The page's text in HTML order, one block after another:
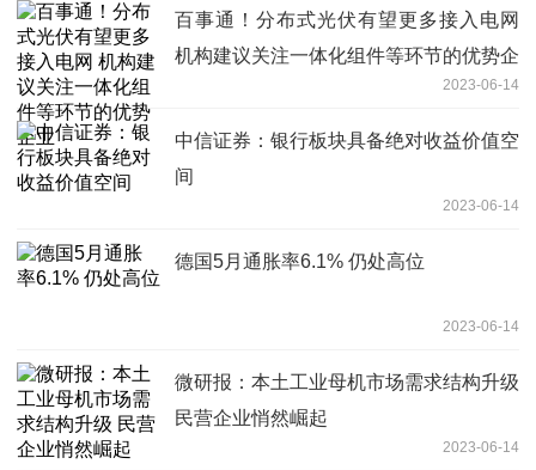
百事通！分布式光伏有望更多接入电网
机构建议关注一体化组件等环节的优势企
2023-06-14
中信证券：银行板块具备绝对收益价值空
间
2023-06-14
德国5月通胀率6.1% 仍处高位
2023-06-14
微研报：本土工业母机市场需求结构升级
民营企业悄然崛起
2023-06-14